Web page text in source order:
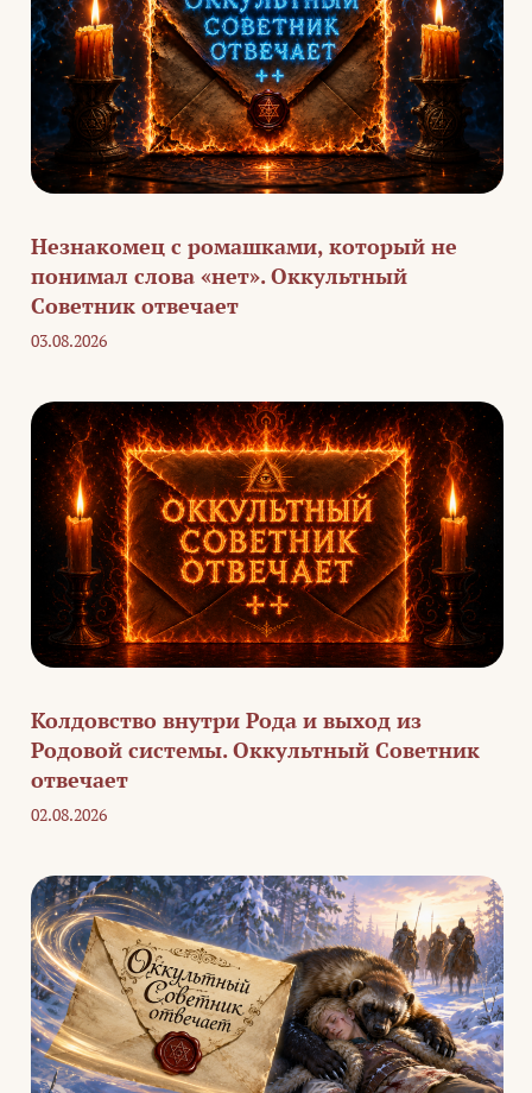
Незнакомец с ромашками, который не
понимал слова «нет». Оккультный
Советник отвечает
03.08.2026
Колдовство внутри Рода и выход из
Родовой системы. Оккультный Советник
отвечает
02.08.2026